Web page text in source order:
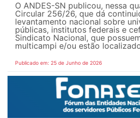
O ANDES-SN publicou, nessa
Circular 256/26, que dá
levantamento nacional sobre
públicas, institutos federais e
Sindicato Nacional, que
multicampi e/ou estão
Publicado em: 25 de Junho de 2026